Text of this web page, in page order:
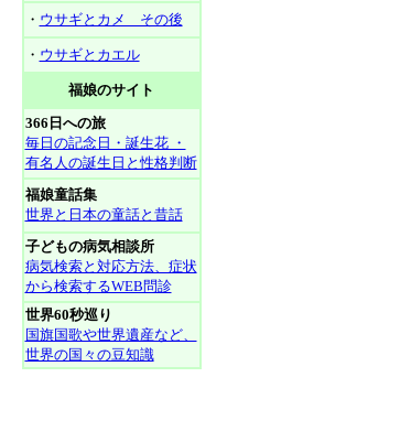
・ ウサギとカメ その後
・ ウサギとカエル
福娘のサイト
366日への旅
毎日の記念日・誕生花 ・
有名人の誕生日と性格判断
福娘童話集
世界と日本の童話と昔話
子どもの病気相談所
病気検索と対応方法、症状
から検索するWEB問診
世界60秒巡り
国旗国歌や世界遺産など、
世界の国々の豆知識